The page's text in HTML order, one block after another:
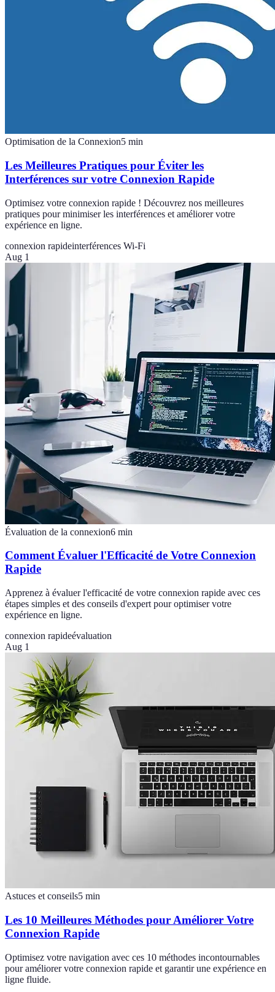
Optimisation de la Connexion5 min
Les Meilleures Pratiques pour Éviter les
Interférences sur votre Connexion Rapide
Optimisez votre connexion rapide ! Découvrez nos meilleures
pratiques pour minimiser les interférences et améliorer votre
expérience en ligne.
connexion rapideinterférences Wi-Fi
Aug 1
Évaluation de la connexion6 min
Comment Évaluer l'Efficacité de Votre Connexion
Rapide
Apprenez à évaluer l'efficacité de votre connexion rapide avec ces
étapes simples et des conseils d'expert pour optimiser votre
expérience en ligne.
connexion rapideévaluation
Aug 1
Astuces et conseils5 min
Les 10 Meilleures Méthodes pour Améliorer Votre
Connexion Rapide
Optimisez votre navigation avec ces 10 méthodes incontournables
pour améliorer votre connexion rapide et garantir une expérience en
ligne fluide.